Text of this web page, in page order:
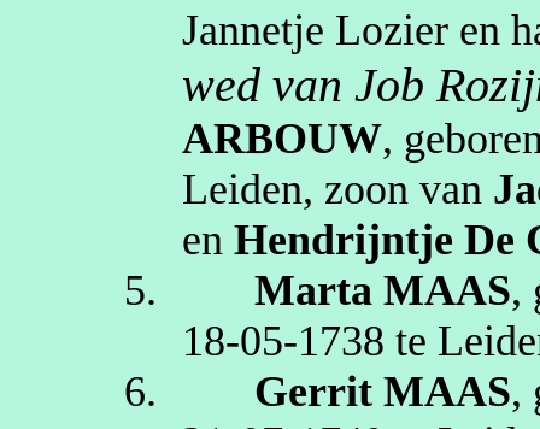
Jannetje Lozier en
wed van Job
ARBOUW,
Leiden, zoon van
enHendrijntje De
5.
Marta MAAS,
18‑05‑1738 te
6.
Gerrit MAAS,